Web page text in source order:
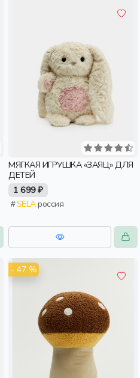
МЯГКАЯ ИГРУШКА «ЗАЯЦ» ДЛЯ
ДЕТЕЙ
1 699 ₽
SELAроссия
- 47 %